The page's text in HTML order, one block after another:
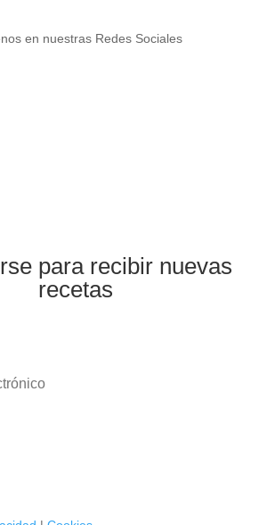
en nuestras Redes Sociales
para recibir nuevas
recetas